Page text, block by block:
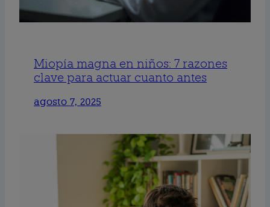
Miopía magna en niños: 7 razones
clave para actuar cuanto antes
agosto 7, 2025